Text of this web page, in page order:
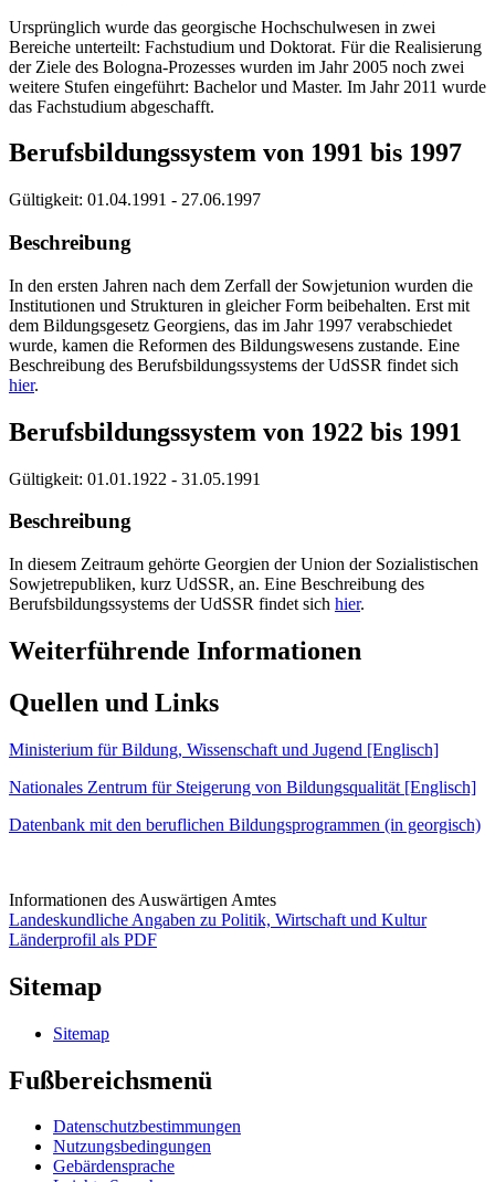
Ursprünglich wurde das georgische Hochschulwesen in zwei
Bereiche unterteilt: Fachstudium und Doktorat. Für die Realisierung
der Ziele des Bologna-Prozesses wurden im Jahr 2005 noch zwei
weitere Stufen eingeführt: Bachelor und Master. Im Jahr 2011 wurde
das Fachstudium abgeschafft.
Berufsbildungssystem von 1991 bis 1997
Gültigkeit: 01.04.1991 - 27.06.1997
Beschreibung
In den ersten Jahren nach dem Zerfall der Sowjetunion wurden die
Institutionen und Strukturen in gleicher Form beibehalten. Erst mit
dem Bildungsgesetz Georgiens, das im Jahr 1997 verabschiedet
wurde, kamen die Reformen des Bildungswesens zustande. Eine
Beschreibung des Berufsbildungssystems der UdSSR findet sich
hier.
Berufsbildungssystem von 1922 bis 1991
Gültigkeit: 01.01.1922 - 31.05.1991
Beschreibung
In diesem Zeitraum gehörte Georgien der Union der Sozialistischen
Sowjetrepubliken, kurz UdSSR, an. Eine Beschreibung des
Berufsbildungssystems der UdSSR findet sich hier.
Weiterführende Informationen
Quellen und Links
Ministerium für Bildung, Wissenschaft und Jugend [Englisch]
Nationales Zentrum für Steigerung von Bildungsqualität [Englisch]
Datenbank mit den beruflichen Bildungsprogrammen (in georgisch)
Informationen des Auswärtigen Amtes
Landeskundliche Angaben zu Politik, Wirtschaft und Kultur
Länderprofil als PDF
Sitemap
Sitemap
Fußbereichsmenü
Datenschutzbestimmungen
Nutzungsbedingungen
Gebärdensprache